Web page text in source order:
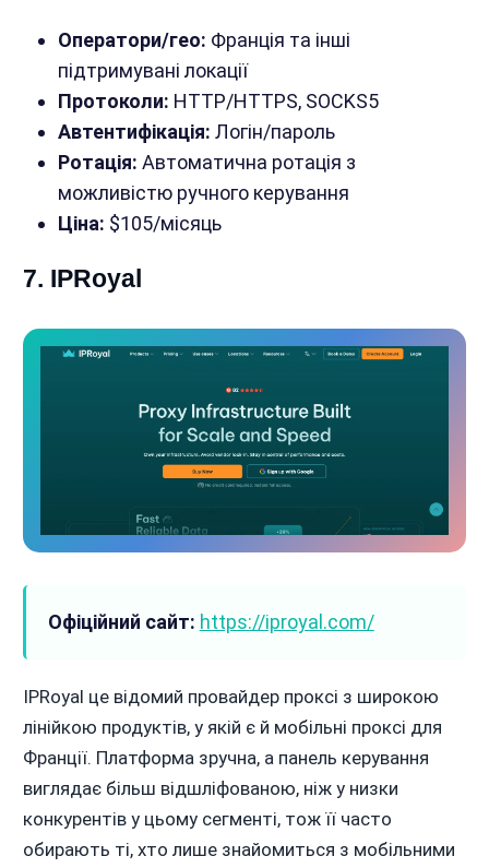
Оператори/гео: Франція та інші
підтримувані локації
Протоколи: HTTP/HTTPS, SOCKS5
Автентифікація: Логін/пароль
Ротація: Автоматична ротація з
можливістю ручного керування
Ціна: $105/місяць
7. IPRoyal
Офіційний сайт: https://iproyal.com/
IPRoyal це відомий провайдер проксі з широкою
лінійкою продуктів, у якій є й мобільні проксі для
Франції. Платформа зручна, а панель керування
виглядає більш відшліфованою, ніж у низки
конкурентів у цьому сегменті, тож її часто
обирають ті, хто лише знайомиться з мобільними